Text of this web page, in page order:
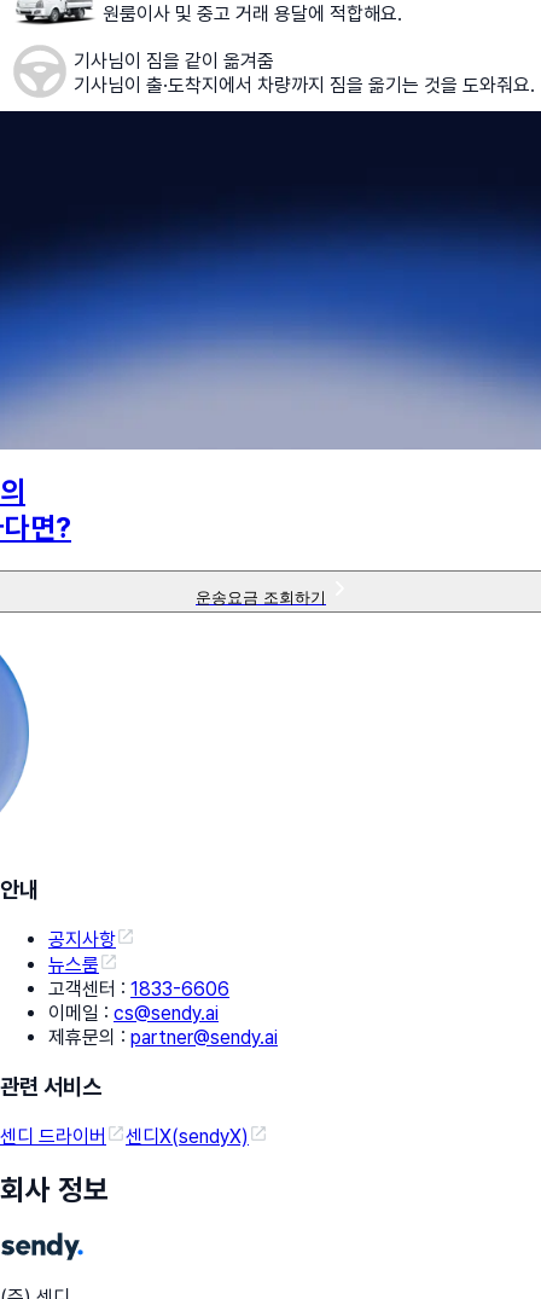
원룸이사 및 중고 거래 용달에 적합해요.
기사님이 짐을 같이 옮겨줌
기사님이 출·도착지에서 차량까지 짐을 옮기는 것을 도와줘요.
면?
운송요금 조회하기
안내
공지사항
뉴스룸
고객센터 : 1833-6606
이메일 : cs@sendy.ai
제휴문의 : partner@sendy.ai
관련 서비스
센디 드라이버 센디X(sendyX)
회사 정보